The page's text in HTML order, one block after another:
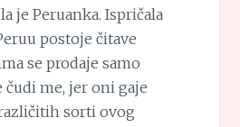
je Peruanka. Ispričala
postoje čitave
se prodaje samo
čudi me, jer oni gaje
sorti ovog